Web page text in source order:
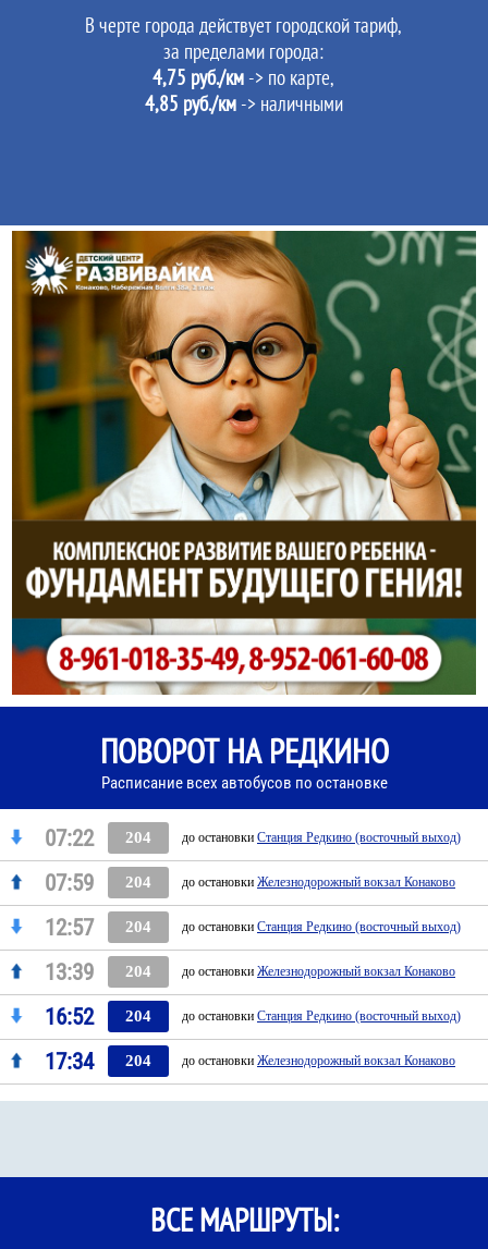
В черте города действует городской тариф,
за пределами города:
4,75 руб./км -> по карте,
4,85 руб./км-> наличными
ПОВОРОТ НА РЕДКИНО
Расписание всех автобусов по остановке
07:22 204 до остановки Станция Редкино (восточный выход)
07:59 204 до остановки Железнодорожный вокзал Конаково
12:57 204 до остановки Станция Редкино (восточный выход)
13:39 204 до остановки Железнодорожный вокзал Конаково
16:52 204 до остановки Станция Редкино (восточный выход)
17:34 204 до остановки Железнодорожный вокзал Конаково
ВСЕ МАРШРУТЫ: